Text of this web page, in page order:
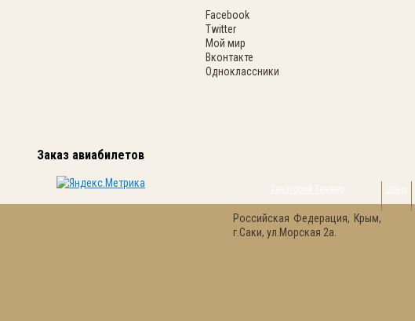
Facebook
Twitter
Мой мир
Вконтакте
Одноклассники
Заказ авиабилетов
Российская Федерация, Крым,
г.Саки, ул.Морская 2а.